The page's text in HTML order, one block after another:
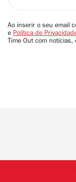
email
Ao inserir o seu email
e Política de
Time Out com